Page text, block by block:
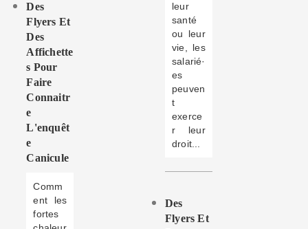
Des
Flyers Et
Des
Affichette
S Pour
Faire
Connaitr
E
L'enquêt
E
Canicule
Comm
ent les
fortes
leur
santé
ou leur
vie, les
salarié·
es
peuven
t
exerce
r leur
droit...
Des
Flyers Et